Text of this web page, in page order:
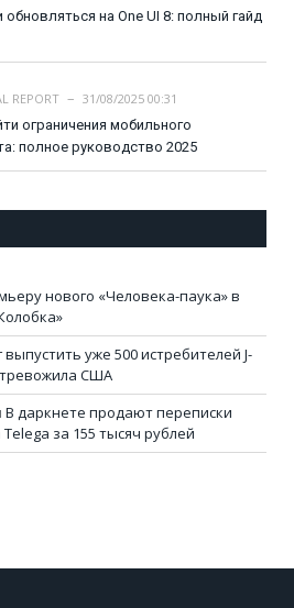
обновляться на One UI 8: полный гайд
REPORT
31/08/2025 00:31
ограничения мобильного
полное руководство 2025
нового «Человека-паука» в
выпустить уже 500 истребителей J-
США
В даркнете продают переписки
за 155 тысяч рублей